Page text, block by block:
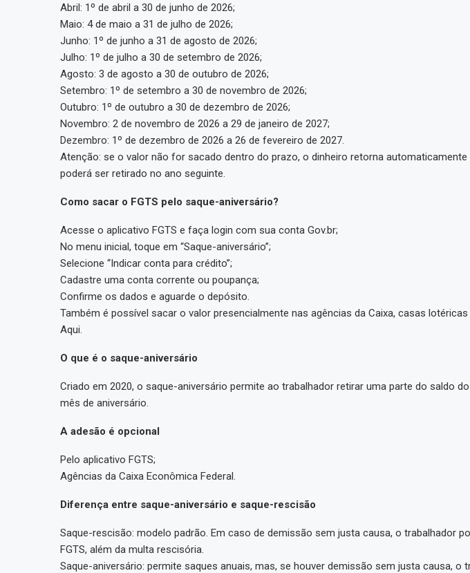
Abril: 1º de abril a 30 de junho de 2026;
Maio: 4 de maio a 31 de julho de 2026;
Junho: 1º de junho a 31 de agosto de 2026;
Julho: 1º de julho a 30 de setembro de 2026;
Agosto: 3 de agosto a 30 de outubro de 2026;
Setembro: 1º de setembro a 30 de novembro de 2026;
Outubro: 1º de outubro a 30 de dezembro de 2026;
Novembro: 2 de novembro de 2026 a 29 de janeiro de 2027;
Dezembro: 1º de dezembro de 2026 a 26 de fevereiro de 2027.
Atenção: se o valor não for sacado dentro do prazo, o dinheiro retorna automaticamente
poderá ser retirado no ano seguinte.
Como sacar o FGTS pelo saque-aniversário?
Acesse o aplicativo FGTS e faça login com sua conta Gov.br;
No menu inicial, toque em “Saque-aniversário”;
Selecione “Indicar conta para crédito”;
Cadastre uma conta corrente ou poupança;
Confirme os dados e aguarde o depósito.
Também é possível sacar o valor presencialmente nas agências da Caixa, casas
Aqui.
O que é o saque-aniversário
Criado em 2020, o saque-aniversário permite ao trabalhador retirar uma parte do saldo
mês de aniversário.
A adesão é opcional
Pelo aplicativo FGTS;
Agências da Caixa Econômica Federal.
Diferença entre saque-aniversário e saque-rescisão
Saque-rescisão: modelo padrão. Em caso de demissão sem justa causa, o trabalhador
FGTS, além da multa rescisória.
Saque-aniversário: permite saques anuais, mas, se houver demissão sem justa causa, o